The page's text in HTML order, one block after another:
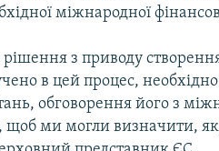
міжнародної
з приводу
в цей процес,
обговорення його з
щоб ми могли визначити,